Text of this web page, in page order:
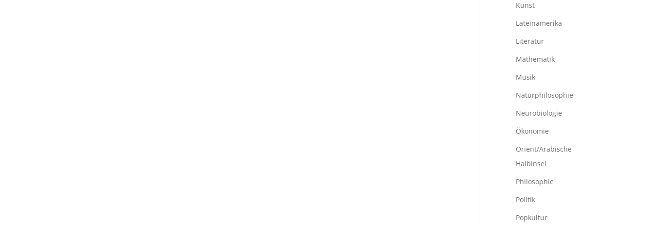
Kunst
Lateinamerika
Literatur
Mathematik
Musik
Naturphilosophie
Neurobiologie
Ökonomie
Orient/Arabische
Halbinsel
Philosophie
Politik
Popkultur